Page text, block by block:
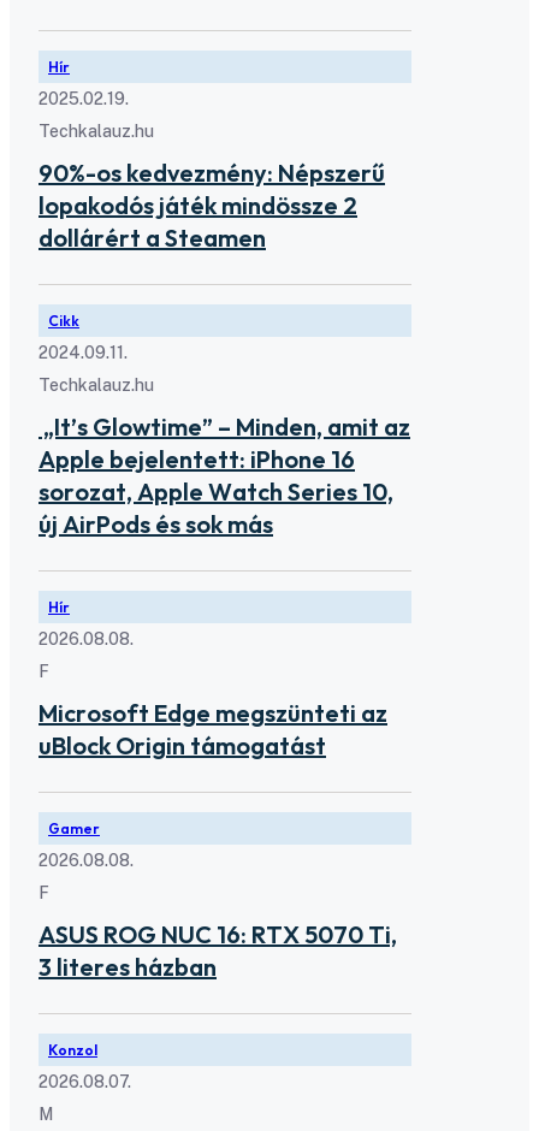
Hír
2025.02.19.
Techkalauz.hu
90%-os kedvezmény: Népszerű
lopakodós játék mindössze 2
dollárért a Steamen
Cikk
2024.09.11.
Techkalauz.hu
„It’s Glowtime” – Minden, amit az
Apple bejelentett: iPhone 16
sorozat, Apple Watch Series 10,
új AirPods és sok más
Hír
2026.08.08.
F
Microsoft Edge megszünteti az
uBlock Origin támogatást
Gamer
2026.08.08.
F
ASUS ROG NUC 16: RTX 5070 Ti,
3 literes házban
Konzol
2026.08.07.
M